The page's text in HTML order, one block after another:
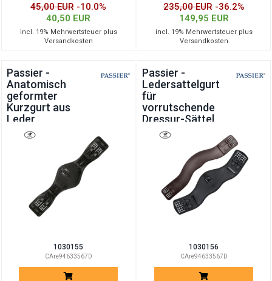
45,00 EUR -10.0%
40,50 EUR
incl. 19% Mehrwertsteuer plus
Versandkosten
235,00 EUR -36.2%
149,95 EUR
incl. 19% Mehrwertsteuer plus
Versandkosten
Passier -
Anatomisch
geformter
Kurzgurt aus
Leder
1030155
CAre94633567D
Passier -
Ledersattelgurt
für
vorrutschende
Dressur-Sättel
1030156
CAre94633567D